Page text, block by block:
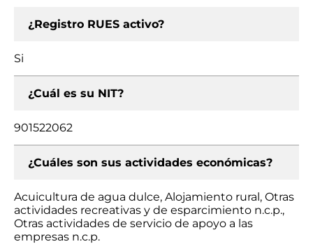
¿Registro RUES activo?
Si
¿Cuál es su NIT?
901522062
¿Cuáles son sus actividades económicas?
Acuicultura de agua dulce, Alojamiento rural, Otras
actividades recreativas y de esparcimiento n.c.p.,
Otras actividades de servicio de apoyo a las
empresas n.c.p.